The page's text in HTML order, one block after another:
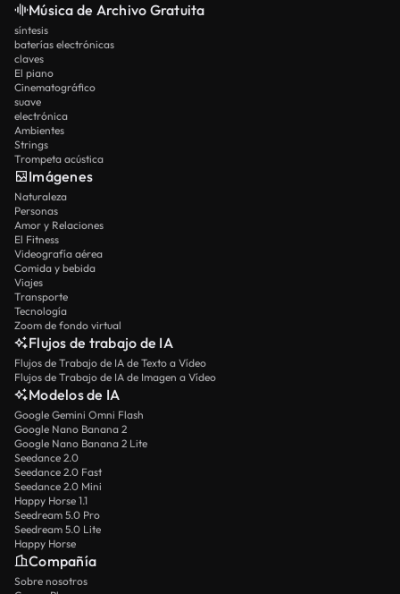
Música de Archivo Gratuita
síntesis
baterías electrónicas
claves
El piano
Cinematográfico
suave
electrónica
Ambientes
Strings
Trompeta acústica
Imágenes
Naturaleza
Personas
Amor y Relaciones
El Fitness
Videografía aérea
Comida y bebida
Viajes
Transporte
Tecnología
Zoom de fondo virtual
Flujos de trabajo de IA
Flujos de Trabajo de IA de Texto a Vídeo
Flujos de Trabajo de IA de Imagen a Vídeo
Modelos de IA
Google Gemini Omni Flash
Google Nano Banana 2
Google Nano Banana 2 Lite
Seedance 2.0
Seedance 2.0 Fast
Seedance 2.0 Mini
Happy Horse 1.1
Seedream 5.0 Pro
Seedream 5.0 Lite
Happy Horse
Compañía
Sobre nosotros